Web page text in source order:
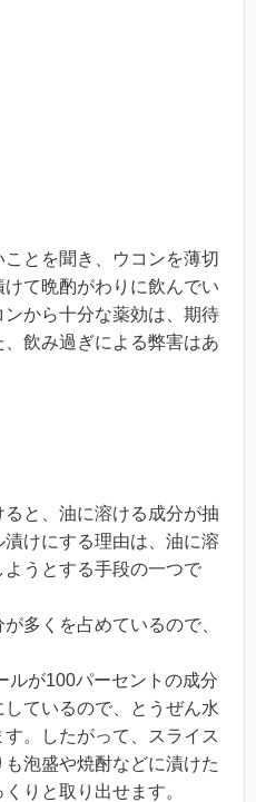
とを聞き、ウコンを薄切
て晩酌がわりに飲んでい
から十分な薬効は、期待
飲み過ぎによる弊害はあ
と、油に溶ける成分が抽
けにする理由は、油に溶
うとする手段の一つで
多くを占めているので、
ルが100パーセントの成分
ているので、とうぜん水
。したがって、スライス
泡盛や焼酎などに漬けた
りと取り出せます。